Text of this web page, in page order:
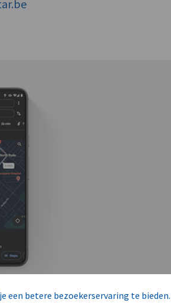
een betere bezoekerservaring te bieden.